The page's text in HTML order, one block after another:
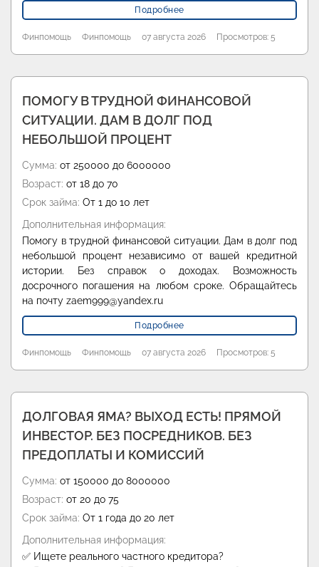
Подробнее
Финпомощь Финпомощь 07 августа 2026 Просмотров: 5
ПОМОГУ В ТРУДНОЙ ФИНАНСОВОЙ
СИТУАЦИИ. ДАМ В ДОЛГ ПОД
НЕБОЛЬШОЙ ПРОЦЕНТ
Сумма: от 250000 до 6000000
Возраст: от 18 до 70
Срок займа: От 1 до 10 лет
Дополнительная информация:
Помогу в трудной финансовой ситуации. Дам в долг под
небольшой процент независимо от вашей кредитной
истории. Без справок о доходах. Возможность
досрочного погашения на любом сроке. Обращайтесь
на почту zaem999@yandex.ru
Подробнее
Финпомощь Финпомощь 07 августа 2026 Просмотров: 5
ДОЛГОВАЯ ЯМА? ВЫХОД ЕСТЬ! ПРЯМОЙ
ИНВЕСТОР. БЕЗ ПОСРЕДНИКОВ. БЕЗ
ПРЕДОПЛАТЫ И КОМИССИЙ
Сумма: от 150000 до 8000000
Возраст: от 20 до 75
Срок займа: От 1 года до 20 лет
Дополнительная информация:
✅ Ищете реального частного кредитора?